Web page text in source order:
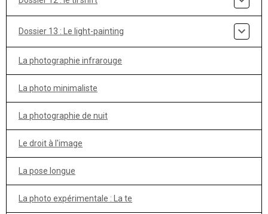
Dossier 13 : Le light-painting
La photographie infrarouge
La photo minimaliste
La photographie de nuit
Le droit à l'image
La pose longue
La photo expérimentale : La te